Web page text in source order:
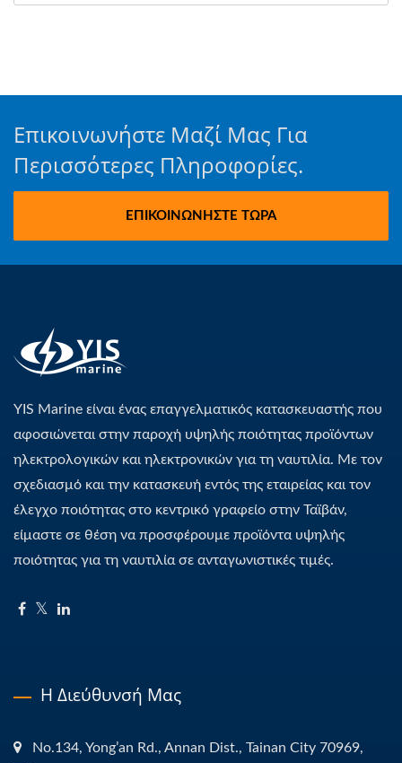
Επικοινωνήστε Μαζί Μας Για
Περισσότερες Πληροφορίες.
ΕΠΙΚΟΙΝΩΝΉΣΤΕ ΤΏΡΑ
YIS Marine είναι ένας επαγγελματικός κατασκευαστής που
αφοσιώνεται στην παροχή υψηλής ποιότητας προϊόντων
ηλεκτρολογικών και ηλεκτρονικών για τη ναυτιλία. Με τον
σχεδιασμό και την κατασκευή εντός της εταιρείας και τον
έλεγχο ποιότητας στο κεντρικό γραφείο στην Ταϊβάν,
είμαστε σε θέση να προσφέρουμε προϊόντα υψηλής
ποιότητας για τη ναυτιλία σε ανταγωνιστικές τιμές.
Η Διεύθυνσή Μας
No.134, Yong’an Rd., Annan Dist., Tainan City 70969,